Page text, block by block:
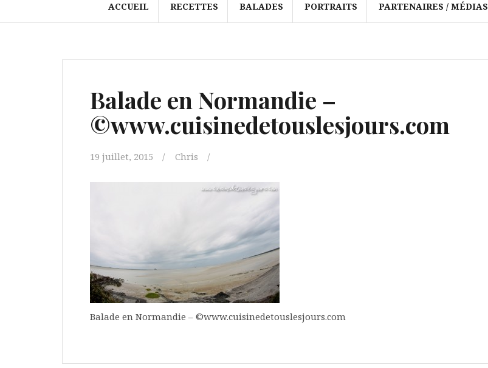
ACCUEIL RECETTES BALADES PORTRAITS PARTENAIRES / MÉDIAS
Balade en Normandie –
©www.cuisinedetouslesjours.com
19 juillet, 2015 Chris
Balade en Normandie – ©www.cuisinedetouslesjours.com